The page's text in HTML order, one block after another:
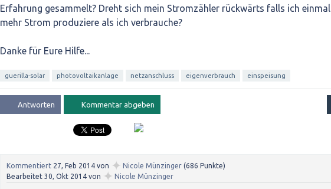
Erfahrung gesammelt? Dreht sich mein Stromzähler rückwärts falls ich einmal
mehr Strom produziere als ich verbrauche?
Danke für Eure Hilfe...
guerilla-solar photovoltaikanlage netzanschluss eigenverbrauch einspeisung
Kommentiert 27, Feb 2014 von ✦ Nicole Münzinger (686 Punkte)
Bearbeitet 30, Okt 2014 von ✦ Nicole Münzinger